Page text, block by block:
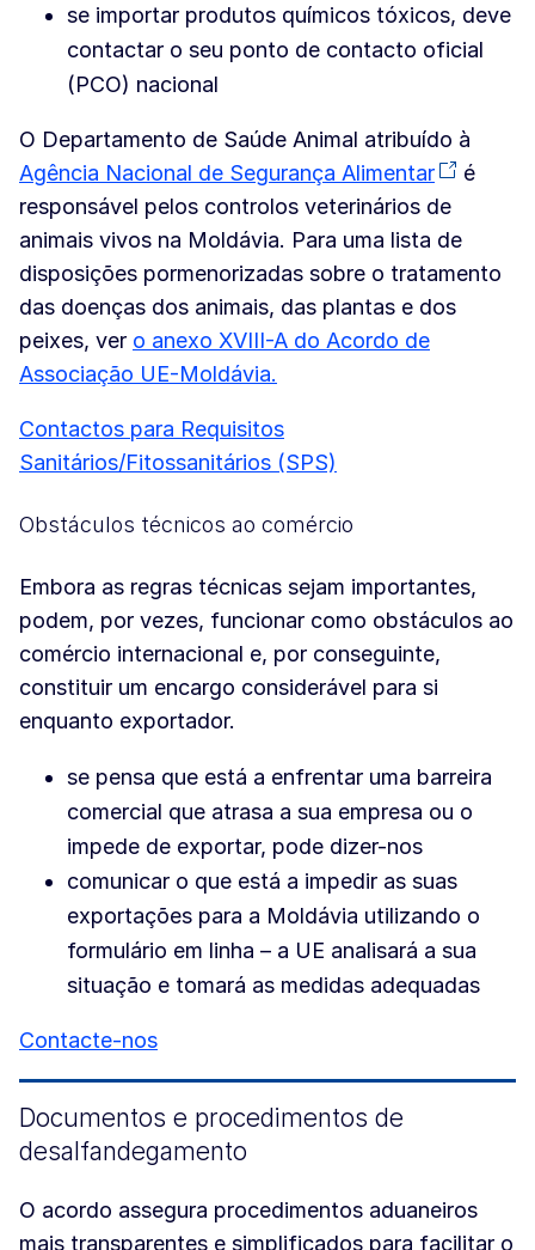
se importar produtos químicos tóxicos, deve
contactar o seu ponto de contacto oficial
(PCO) nacional
O Departamento de Saúde Animal atribuído à
Agência Nacional de Segurança Alimentar
é
responsável pelos controlos veterinários de
animais vivos na Moldávia. Para uma lista de
disposições pormenorizadas sobre o tratamento
das doenças dos animais, das plantas e dos
peixes, ver o anexo XVIII-A do Acordo de
Associação UE-Moldávia.
Contactos para Requisitos
Sanitários/Fitossanitários (SPS)
Obstáculos técnicos ao comércio
Embora as regras técnicas sejam importantes,
podem, por vezes, funcionar como obstáculos ao
comércio internacional e, por conseguinte,
constituir um encargo considerável para si
enquanto exportador.
se pensa que está a enfrentar uma barreira
comercial que atrasa a sua empresa ou o
impede de exportar, pode dizer-nos
comunicar o que está a impedir as suas
exportações para a Moldávia utilizando o
formulário em linha – a UE analisará a sua
situação e tomará as medidas adequadas
Contacte-nos
Documentos e procedimentos de
desalfandegamento
O acordo assegura procedimentos aduaneiros
mais transparentes e simplificados para facilitar o